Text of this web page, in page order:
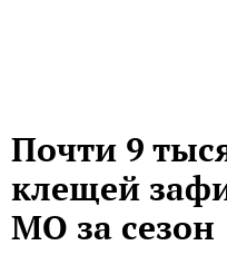
Почти 9
клещей
МО за сезон